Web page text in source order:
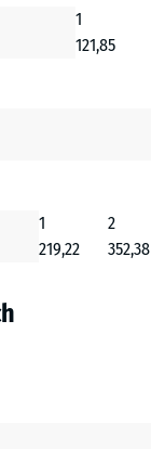
1
121,85
1 2
219,22 352,38